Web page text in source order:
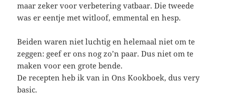
maar zeker voor verbetering vatbaar. Die tweede
was er eentje met witloof, emmental en hesp.
Beiden waren niet luchtig en helemaal niet om te
zeggen: geef er ons nog zo’n paar. Dus niet om te
maken voor een grote bende.
De recepten heb ik van in Ons Kookboek, dus very
basic.